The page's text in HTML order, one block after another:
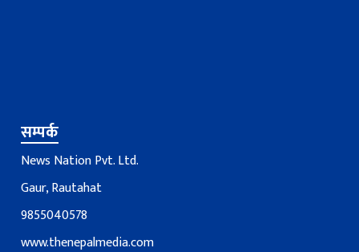
सम्पर्क
News Nation Pvt. Ltd.
Gaur, Rautahat
9855040578
www.thenepalmedia.com